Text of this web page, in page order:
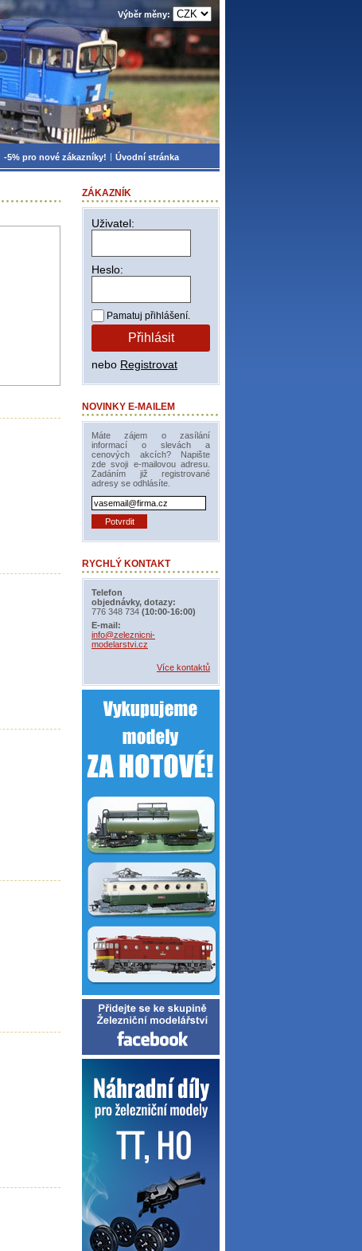
ZÁKAZNÍK
Uživatel:
Heslo:
Pamatuj přihlášení.
Přihlásit
nebo Registrovat
NOVINKY E-MAILEM
Máte zájem o zasílání
informací o slevách a
cenových akcích? Napište
zde svoji e-mailovou adresu.
Zadáním již registrované
adresy se odhlásíte.
RYCHLÝ KONTAKT
Telefon
objednávky, dotazy:
776 348 734 (10:00-16:00)
E-mail:
info@zeleznicni-
modelarstvi.cz
Více kontaktů
Výběr měny:
-5% pro nové zákazníky! Úvodní stránka